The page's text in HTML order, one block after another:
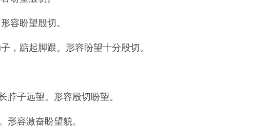
容盼望殷切。
踮起脚跟。形容盼望十分殷切。
子远望。形容殷切盼望。
容激奋盼望貌。